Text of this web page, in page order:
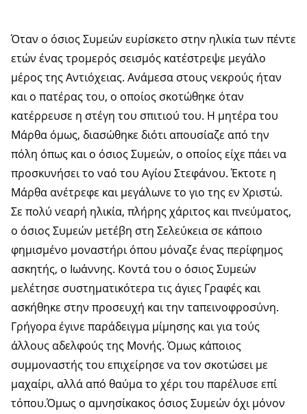
Όταν ο όσιος Συμεών ευρίσκετο στην ηλικία των πέντε
ετών ένας τρομερός σεισμός κατέστρεψε μεγάλο
μέρος της Αντιόχειας. Ανάμεσα στους νεκρούς ήταν
και ο πατέρας του, ο οποίος σκοτώθηκε όταν
κατέρρευσε η στέγη του σπιτιού του. Η μητέρα του
Μάρθα όμως, διασώθηκε διότι απουσίαζε από την
πόλη όπως και ο όσιος Συμεών, ο οποίος είχε πάει να
προσκυνήσει το ναό του Αγίου Στεφάνου. Έκτοτε η
Μάρθα ανέτρεφε και μεγάλωνε το γιο της εν Χριστώ.
Σε πολύ νεαρή ηλικία, πλήρης χάριτος και πνεύματος,
ο όσιος Συμεών μετέβη στη Σελεύκεια σε κάποιο
φημισμένο μοναστήρι όπου μόναζε ένας περίφημος
ασκητής, ο Ιωάννης. Κοντά του ο όσιος Συμεών
μελέτησε συστηματικότερα τις άγιες Γραφές και
ασκήθηκε στην προσευχή και την ταπεινοφροσύνη.
Γρήγορα έγινε παράδειγμα μίμησης και για τούς
άλλους αδελφούς της Μονής. Όμως κάποιος
συμμοναστής του επιχείρησε να τον σκοτώσει με
μαχαίρι, αλλά από θαύμα το χέρι του παρέλυσε επί
τόπου.Όμως ο αμνησίκακος όσιος Συμεών όχι μόνον